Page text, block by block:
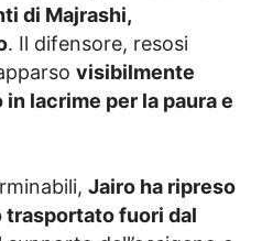
di Majrashi,
. Il difensore, resosi
visibilmente
lacrime per la paura e
Jairo ha ripreso
trasportato fuori dal